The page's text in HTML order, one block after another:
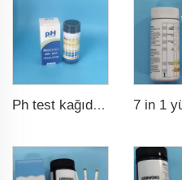
Ph test kağıdı ph0-ph14 100 şeritli yüzme havuzu testi